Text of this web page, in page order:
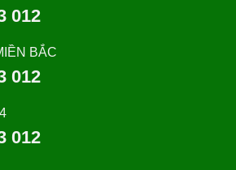
012
BẮC
012
012